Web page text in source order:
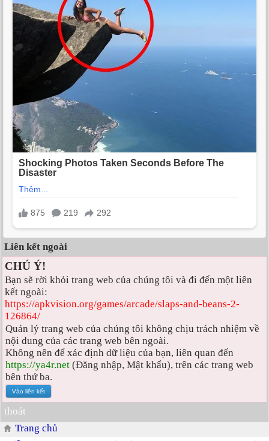
Liên kết ngoài
CHÚ Ý!
Bạn sẽ rời khỏi trang web của chúng tôi và đi đến một liên
kết ngoài:
https://apkvision.org/games/arcade/slaps-and-beans-2-
126864/
Quản lý trang web của chúng tôi không chịu trách nhiệm về
nội dung của các trang web bên ngoài.
Không nên để xác định dữ liệu của bạn, liên quan đến
https://ya4r.net (Đăng nhập, Mật khẩu), trên các trang web
bên thứ ba.
thoát
Trang chủ